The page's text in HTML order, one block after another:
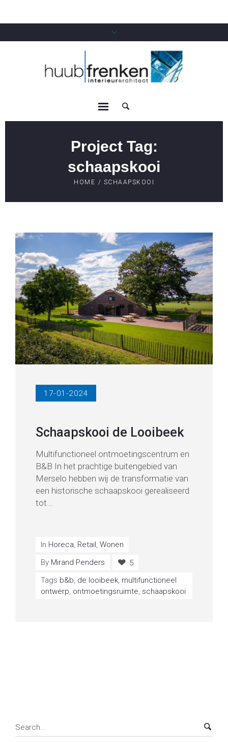
Project Tag:
schaapskooi
HOME / SCHAAPSKOOI
17-01-2024
Schaapskooi de Looibeek
Multifunctioneel ontmoetingscentrum en
B&B In het prachtige buitengebied van
Merselo hebben wij de transformatie van
een historische schaapskooi gerealiseerd
tot...
In Horeca, Retail, Wonen
By Mirand Penders
5
Tags b&b, de looibeek, multifunctioneel
ontwerp, ontmoetingsruimte, schaapskooi